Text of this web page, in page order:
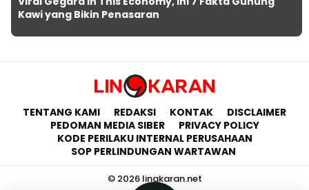
Kawi yang Bikin Penasaran
TENTANG KAMI REDAKSI KONTAK
DISCLAIMER
PEDOMAN MEDIA SIBER
PRIVACY POLICY
KODE PERILAKU INTERNAL PERUSAHAAN
SOP PERLINDUNGAN WARTAWAN
© 2026 lingkaran.net